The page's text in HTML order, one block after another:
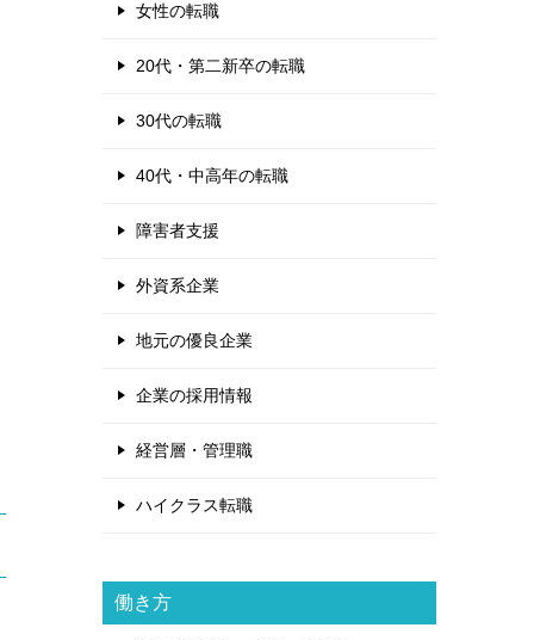
女性の転職
20代・第二新卒の転職
30代の転職
40代・中高年の転職
障害者支援
外資系企業
地元の優良企業
企業の採用情報
経営層・管理職
ハイクラス転職
働き方